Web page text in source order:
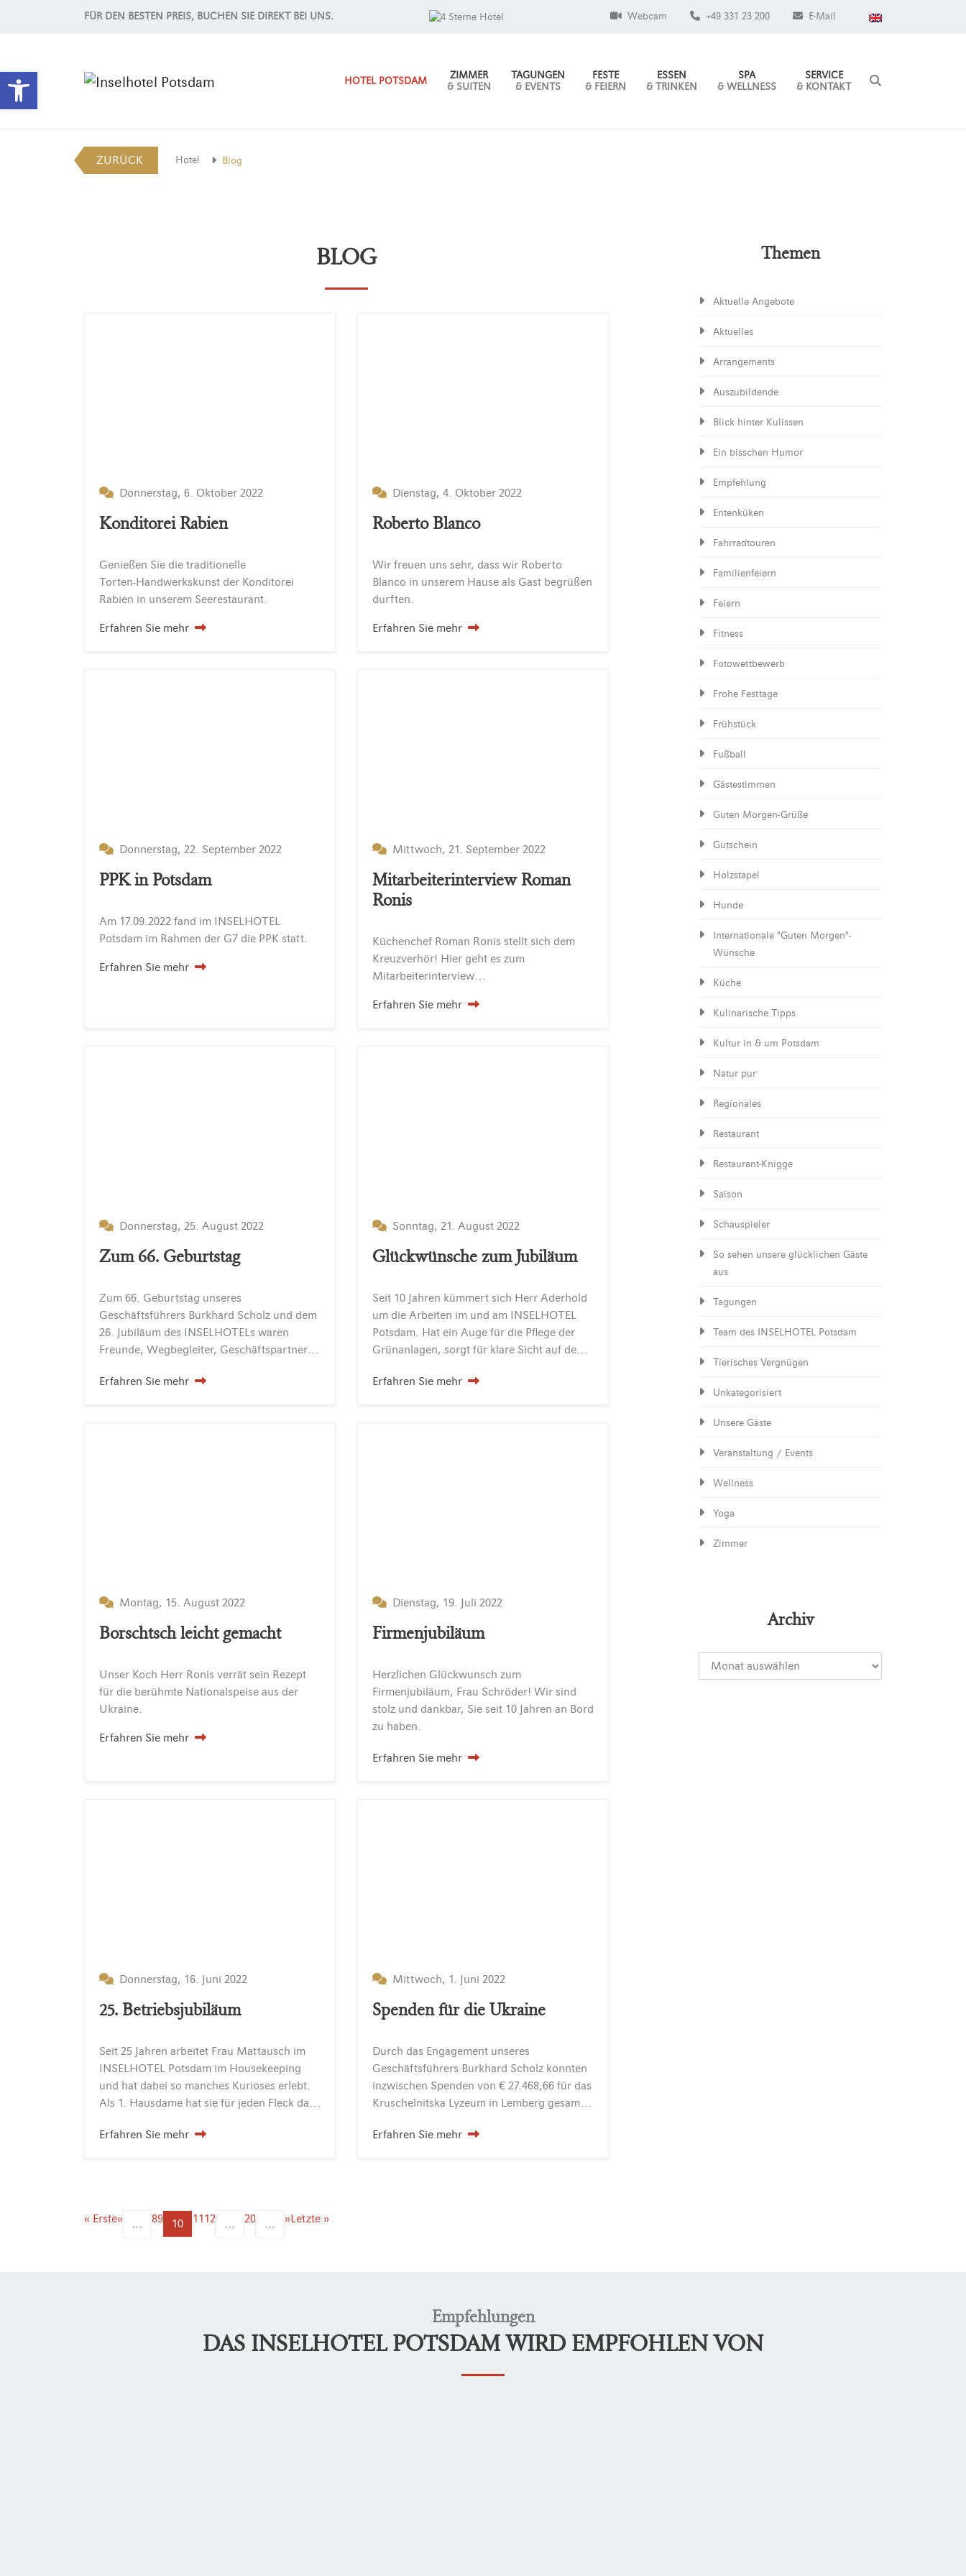
Werkzeugleiste öffnen
FÜR DEN BESTEN PREIS, BUCHEN SIE DIREKT BEI UNS. Webcam +49 331 23 200 E-Mail
HOTEL POTSDAM
ZIMMER
& SUITEN
TAGUNGEN
& EVENTS
FESTE
& FEIERN
ESSEN
& TRINKEN
SPA
& WELLNESS
SERVICE
& KONTAKT
ZURÜCK Hotel Blog
BLOG
Donnerstag, 6. Oktober 2022
Konditorei Rabien
Genießen Sie die traditionelle
Torten-Handwerkskunst der Konditorei
Rabien in unserem Seerestaurant.
Erfahren Sie mehr
Dienstag, 4. Oktober 2022
Roberto Blanco
Wir freuen uns sehr, dass wir Roberto
Blanco in unserem Hause als Gast begrüßen
durften.
Erfahren Sie mehr
Donnerstag, 22. September 2022
PPK in Potsdam
Am 17.09.2022 fand im
INSELHOTEL
Potsdam im Rahmen der G7 die PPK statt.
Erfahren Sie mehr
Mittwoch, 21. September 2022
Mitarbeiterinterview Roman
Ronis
Küchenchef Roman Ronis stellt sich dem
Kreuzverhör! Hier geht es zum
Mitarbeiterinterview…
Erfahren Sie mehr
Donnerstag, 25. August 2022
Zum 66. Geburtstag
Zum 66. Geburtstag unseres
Geschäftsführers Burkhard Scholz und dem
26. Jubiläum des INSELHOTELs waren
Freunde, Wegbegleiter, Geschäftspartner und ehemalige Kollegen zu einem sommerlichen Empfang in das INSELHOTEL Potsdam am 22. August 2022 eingeladen. Burkhard Scholz begrüßte unter anderem Georg Friedrich…
Erfahren Sie mehr
Sonntag, 21. August 2022
Glückwünsche zum Jubiläum
Seit 10 Jahren kümmert sich Herr Aderhold
um die Arbeiten im und am INSELHOTEL
Potsdam. Hat ein Auge für die Pflege der
Grünanlagen, sorgt für klare Sicht auf den See und ist die starke Unterstützung für das Housekeepingteam. Zu diesem…
Erfahren Sie mehr
Montag, 15. August 2022
Borschtsch leicht gemacht
Unser Koch Herr Ronis verrät sein Rezept
für die berühmte Nationalspeise aus der
Ukraine.
Erfahren Sie mehr
Dienstag, 19. Juli 2022
Firmenjubiläum
Herzlichen Glückwunsch zum
Firmenjubiläum, Frau Schröder! Wir sind
stolz und dankbar, Sie seit 10 Jahren an Bord
zu haben.
Erfahren Sie mehr
Donnerstag, 16. Juni 2022
25. Betriebsjubiläum
Seit 25 Jahren arbeitet Frau Mattausch im
INSELHOTEL Potsdam im Housekeeping
und hat dabei so manches Kurioses erlebt.
Als 1. Hausdame hat sie für jeden Fleck das richtige Reinigungsmittel, für jede Falte den passenden Handgriff und Adleraugen bei der Fertigstellung der Hotelzimmer für die Gäste.
Erfahren Sie mehr
Mittwoch, 1. Juni 2022
Spenden für die Ukraine
Durch das Engagement unseres
Geschäftsführers Burkhard Scholz konnten
inzwischen Spenden von € 27.468,66 für das
Kruschelnitska Lyzeum in Lemberg gesammelt werden.
Erfahren Sie mehr
« Erste« ... 89 10 11 12 ... 20 ... » Letzte »
Themen
Aktuelle Angebote
Aktuelles
Arrangements
Auszubildende
Blick hinter Kulissen
Ein bisschen Humor
Empfehlung
Entenküken
Fahrradtouren
Familienfeiern
Feiern
Fitness
Fotowettbewerb
Frohe Festtage
Frühstück
Fußball
Gästestimmen
Guten Morgen-Grüße
Gutschein
Holzstapel
Hunde
Internationale "Guten Morgen"-
Wünsche
Küche
Kulinarische Tipps
Kultur in & um Potsdam
Natur pur
Regionales
Restaurant
Restaurant-Knigge
Saison
Schauspieler
So sehen unsere glücklichen Gäste
aus
Tagungen
Team des INSELHOTEL Potsdam
Tierisches Vergnügen
Unkategorisiert
Unsere Gäste
Veranstaltung / Events
Wellness
Yoga
Zimmer
Archiv
Empfehlungen
DAS INSELHOTEL POTSDAM WIRD EMPFOHLEN VON